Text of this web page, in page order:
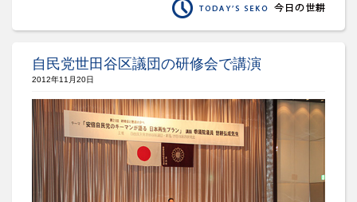
自民党世田谷区議団の研修会で講演
2012年11月20日